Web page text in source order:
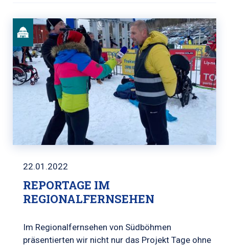
22.01.2022
REPORTAGE IM
REGIONALFERNSEHEN
Im Regionalfernsehen von Südböhmen
präsentierten wir nicht nur das Projekt Tage ohne